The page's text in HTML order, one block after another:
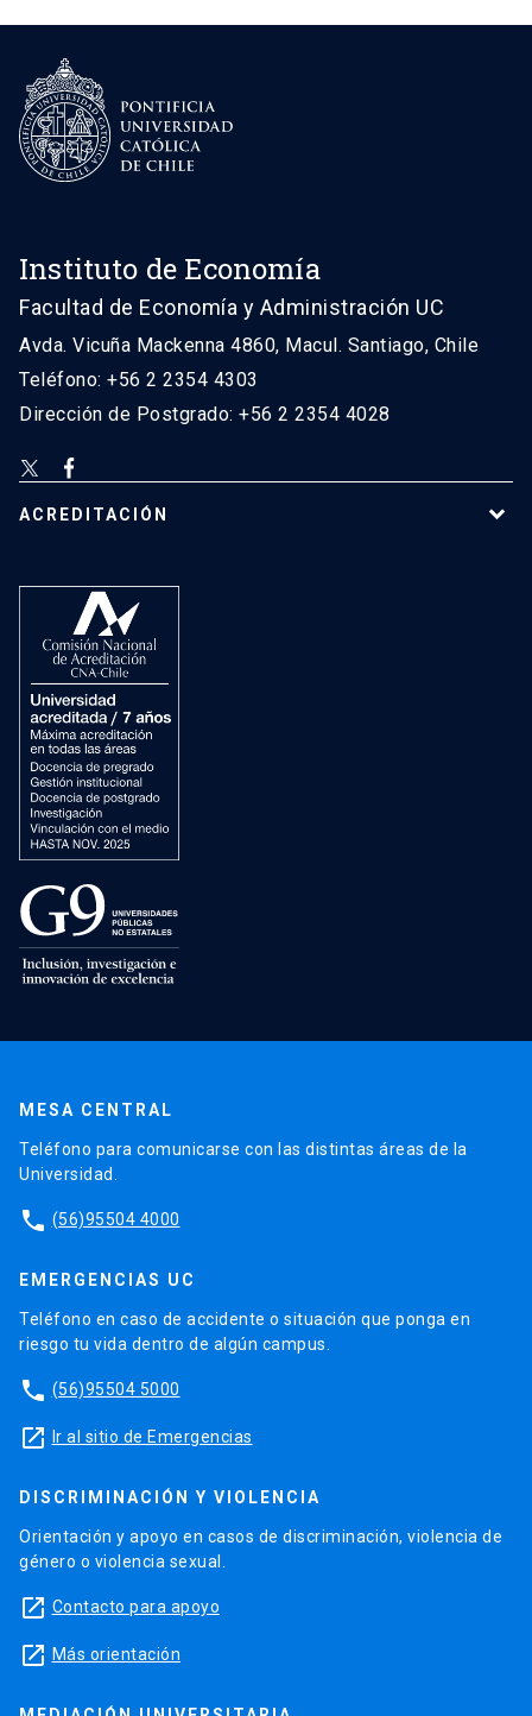
Instituto de Economía
Facultad de Economía y Administración UC
Avda. Vicuña Mackenna 4860, Macul. Santiago, Chile
Teléfono: +56 2 2354 4303
Dirección de Postgrado: +56 2 2354 4028
ACREDITACIÓN
MESA CENTRAL
Teléfono para comunicarse con las distintas áreas de la
Universidad.
phone (56)95504 4000
EMERGENCIAS UC
Teléfono en caso de accidente o situación que ponga en
riesgo tu vida dentro de algún campus.
phone (56)95504 5000
launch Ir al sitio de Emergencias
DISCRIMINACIÓN Y VIOLENCIA
Orientación y apoyo en casos de discriminación, violencia de
género o violencia sexual.
launch Contacto para apoyo
launch Más orientación